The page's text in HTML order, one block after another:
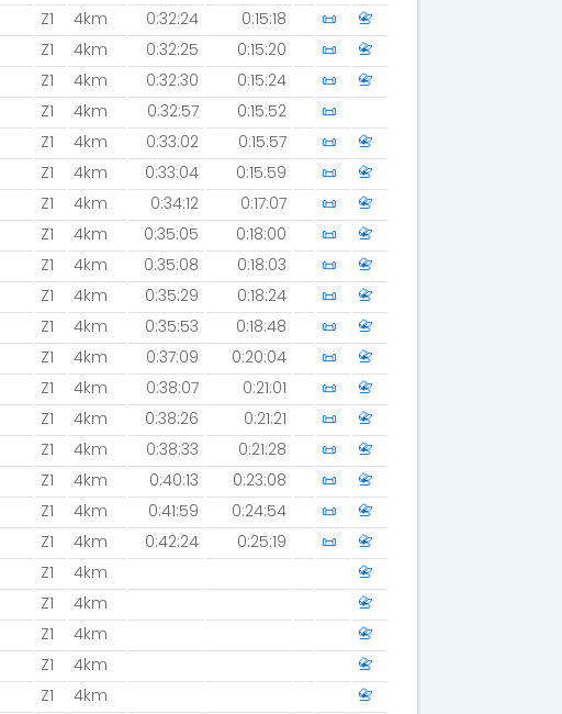
Z1 4km 0:32:24 0:15:18 📜
📇
Z1 4km 0:32:25 0:15:20 📜
📇
Z1 4km 0:32:30 0:15:24 📜
📇
Z1 4km 0:32:57 0:15:52
📜
Z1 4km 0:33:02 0:15:57 📜
📇
Z1 4km 0:33:04 0:15:59 📜
📇
Z1 4km 0:34:12 0:17:07 📜
📇
Z1 4km 0:35:05 0:18:00 📜
📇
Z1 4km 0:35:08 0:18:03 📜
📇
Z1 4km 0:35:29 0:18:24 📜
📇
Z1 4km 0:35:53 0:18:48 📜
📇
Z1 4km 0:37:09 0:20:04 📜
📇
Z1 4km 0:38:07 0:21:01 📜
📇
Z1 4km 0:38:26 0:21:21 📜
📇
Z1 4km 0:38:33 0:21:28 📜
📇
Z1 4km 0:40:13 0:23:08 📜
📇
Z1 4km 0:41:59 0:24:54 📜
📇
Z1 4km 0:42:24 0:25:19 📜
📇
Z1 4km
📇
Z1 4km
📇
Z1 4km
📇
Z1 4km
📇
Z1 4km
📇